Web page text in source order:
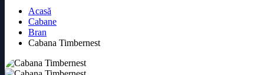
Acasă
Cabane
Bran
Cabana Timbernest